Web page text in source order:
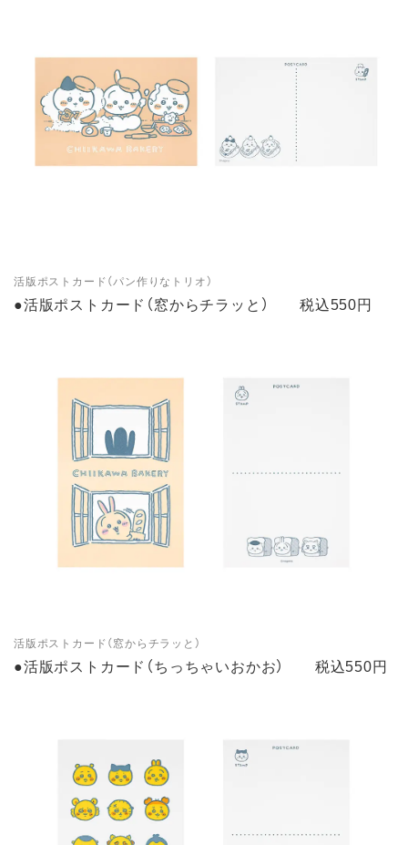
活版ポストカード（パン作りなトリオ）
●活版ポストカード（窓からチラッと） 税込550円
活版ポストカード（窓からチラッと）
●活版ポストカード（ちっちゃいおかお） 税込550円